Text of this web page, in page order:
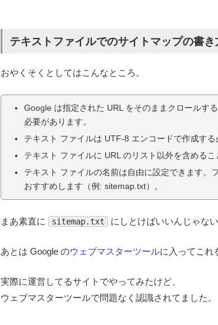
テキストファイルでのサイトマップの書き
おやくそくとしてはこんなところ。
Google は指定された URL をそのままクロールす
必要があります。
テキスト ファイルは UTF-8 エンコードで作成する
テキスト ファイルに URL のリスト以外を含めるこ
テキスト ファイルの名前は自由に設定できます。
おすすめします（例: sitemap.txt）。
まあ素直に sitemap.txt にしとけばいいんじゃない
あとは Google のウェブマスターツールに入ってこれ
実際に運営してるサイトでやってみたけど、
ウェブマスターツールで問題なく認識されてました。